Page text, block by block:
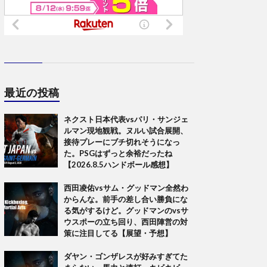
最近の投稿
ネクスト日本代表vsパリ・サンジェ
ルマン現地観戦。ヌルい試合展開、
接待プレーにブチ切れそうになっ
た。PSGはずっと余裕だったね
【2026.8.5ハンドボール感想】
西田凌佑vsサム・グッドマン全然わ
からんな。前手の差し合い勝負にな
る気がするけど。グッドマンのvsサ
ウスポーの立ち回り、西田陣営の対
策に注目してる【展望・予想】
ダヤン・ゴンザレスが好みすぎてた